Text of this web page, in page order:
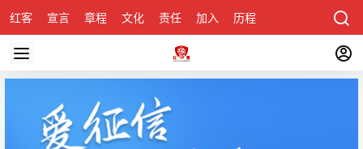
红客 宣言 章程 文化 责任 加入 历程 关于